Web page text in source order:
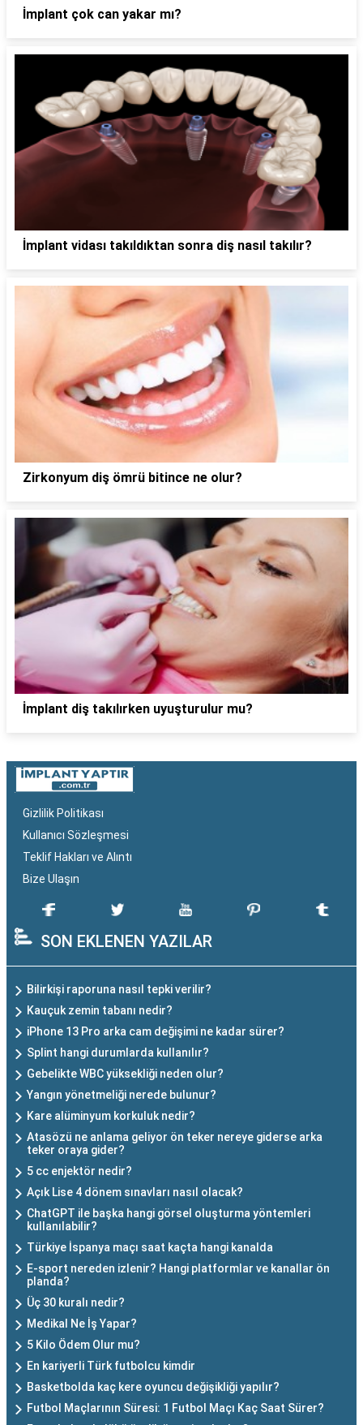
İmplant çok can yakar mı?
İmplant vidası takıldıktan sonra diş nasıl takılır?
Zirkonyum diş ömrü bitince ne olur?
İmplant diş takılırken uyuşturulur mu?
Gizlilik Politikası
Kullanıcı Sözleşmesi
Teklif Hakları ve Alıntı
Bize Ulaşın
SON EKLENEN YAZILAR
Bilirkişi raporuna nasıl tepki verilir?
Kauçuk zemin tabanı nedir?
iPhone 13 Pro arka cam değişimi ne kadar sürer?
Splint hangi durumlarda kullanılır?
Gebelikte WBC yüksekliği neden olur?
Yangın yönetmeliği nerede bulunur?
Kare alüminyum korkuluk nedir?
Atasözü ne anlama geliyor ön teker nereye giderse arka
teker oraya gider?
5 cc enjektör nedir?
Açık Lise 4 dönem sınavları nasıl olacak?
ChatGPT ile başka hangi görsel oluşturma yöntemleri
kullanılabilir?
Türkiye İspanya maçı saat kaçta hangi kanalda
E-sport nereden izlenir? Hangi platformlar ve kanallar ön
planda?
Üç 30 kuralı nedir?
Medikal Ne İş Yapar?
5 Kilo Ödem Olur mu?
En kariyerli Türk futbolcu kimdir
Basketbolda kaç kere oyuncu değişikliği yapılır?
Futbol Maçlarının Süresi: 1 Futbol Maçı Kaç Saat Sürer?